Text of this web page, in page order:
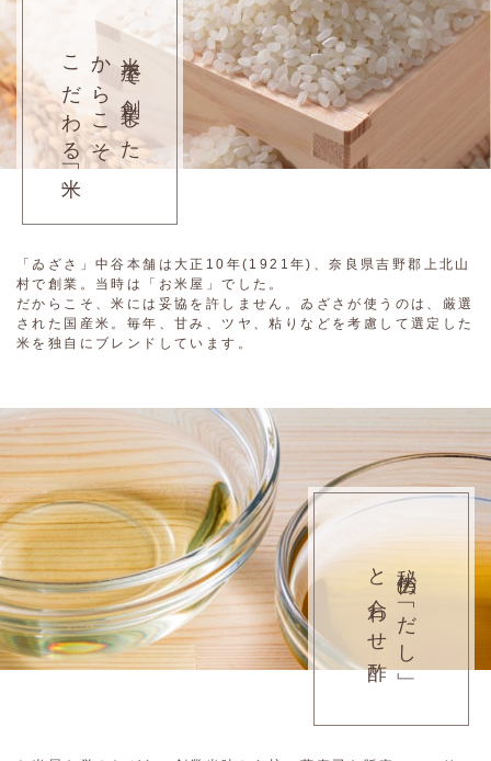
米屋で創業した
からこそ
こだわる「米」
「ゐざさ」中谷本舗は大正10年(1921年)、奈良県吉野郡上北山
村で創業。当時は「お米屋」でした。
だからこそ、米には妥協を許しません。ゐざさが使うのは、厳選
された国産米。毎年、甘み、ツヤ、粘りなどを考慮して選定した
米を独自にブレンドしています。
秘伝の「だし」
と合わせ酢